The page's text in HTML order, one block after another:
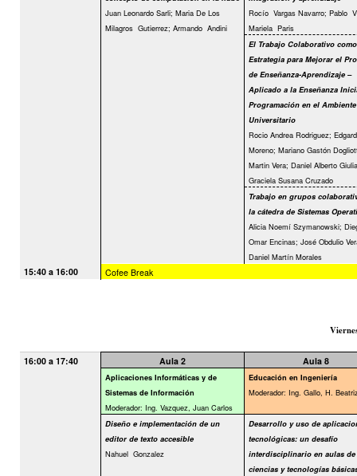
Juan Leonardo Sarli; Maria De Los
Milagros Gutierrez; Armando Andini
Rocío Vargas Navarro; Pablo
Mariela Paris
El Trabajo Colaborativo como
Estrategia para Mejorar el
de Enseñanza-Aprendizaje –
Aplicado a la Enseñanza
Programación en el Ambiente
Universitario
Rocio Andrea Rodriguez;
Moreno; Mariano Gastón
Martin Vera; Daniel Alberto
Graciela Susana Cruzado
Trabajo en grupos
la cátedra de Sistemas
Alicia Noemí Szymanowski;
Omar Encinas; José Obdulio
Daniel Martín Morales
15:40 a 16:00 Cofee Break
16:00 a 17:40 Aula 2 Aula 8
Aplicaciones Informáticas y de
Sistemas de Información
Moderador: Ing. Vazquez, Juan Carlos
Educación en Ingeniería
Moderador: Ing. Gallo, H.
Diseño e implementación de un
editor de texto accesible
Nahuel Gonzalez
Desarrollo y uso de
tecnológicas: un desafío
interdisciplinario en aulas de
ciencias y tecnologías